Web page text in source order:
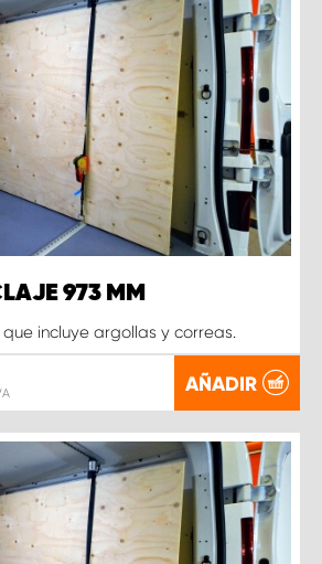
973 MM
incluye argollas y correas.
AÑADIR